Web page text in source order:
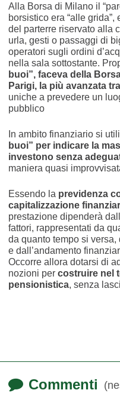
Alla Borsa di Milano il
borsistico era “alle
del parterre riservato alla
urla, gesti o passaggi di
operatori sugli ordini
nella sala sottostante.
buoi”, faceva della
Parigi, la più avanzata
uniche a prevedere un
pubblico
In ambito finanziario si
buoi” per indicare la
investono senza
maniera quasi
Essendo la previdenza
capitalizzazione
prestazione dipenderà
fattori, rappresentati da
da quanto tempo si
e dall’andamento
Occorre allora dotarsi di
nozioni per costruire nel
pensionistica, senza
Commenti